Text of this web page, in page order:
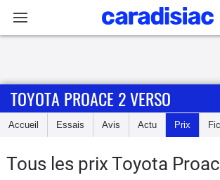
Accueil
Essais
TOYOTA PROACE 2 VERSO
Accueil Essais Avis Actu Prix
Tous les prix Toyota